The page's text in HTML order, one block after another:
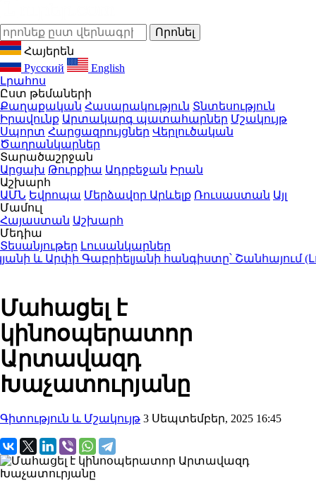
Հայերեն
Русский
English
Լրահոս
Ըստ թեմաների
Քաղաքական Հասարակություն Տնտեսություն
Իրավունք Արտակարգ պատահարներ Մշակույթ
Սպորտ Հարցազրույցներ Վերլուծական
Ծաղրանկարներ
Տարածաշրջան
Արցախ Թուրքիա Ադրբեջան Իրան
Աշխարհ
ԱՄՆ Եվրոպա Մերձավոր Արևելք Ռուսաստան Այլ
Մամուլ
Հայաստան Աշխարհ
Մեդիա
Տեսանյութեր Լուսանկարներ
և Արփի Գաբրիելյանի հանգիստը՝ Շանհայում
Մահացել է
կինոօպերատոր
Արտավազդ
Խաչատուրյանը
Գիտություն և Մշակույթ 3 Սեպտեմբեր, 2025 16:45